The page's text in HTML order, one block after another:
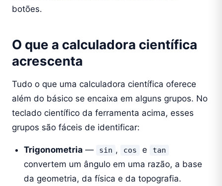
botões.
O que a calculadora científica
acrescenta
Tudo o que uma calculadora científica oferece
além do básico se encaixa em alguns grupos. No
teclado científico da ferramenta acima, esses
grupos são fáceis de identificar:
Trigonometria — sin , cos e tan
convertem um ângulo em uma razão, a base
da geometria, da física e da topografia.